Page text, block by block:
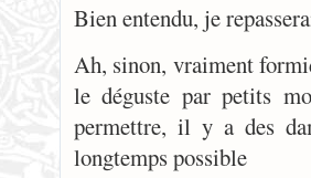
Bien entendu, je
Ah, sinon, vraiment
le déguste par petits
permettre, il y a des
longtemps possible